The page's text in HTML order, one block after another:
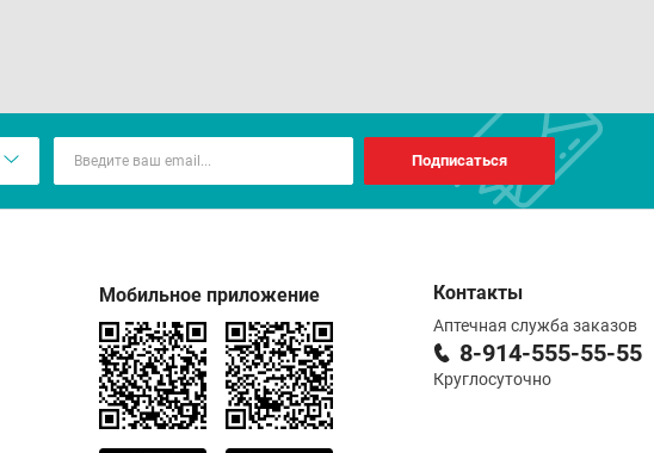
Подписаться
Мобильное приложение Контакты
Аптечная служба заказов
8-914-555-55-55
Круглосуточно